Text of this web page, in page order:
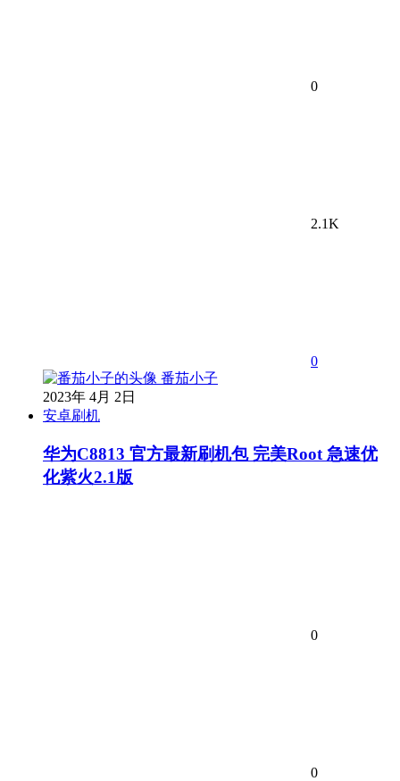
0
2.1K
0
番茄小子
2023年 4月 2日
安卓刷机
华为C8813 官方最新刷机包 完美Root 急速优
化紫火2.1版
0
0